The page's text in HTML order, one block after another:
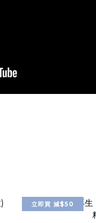
立即買 減$50